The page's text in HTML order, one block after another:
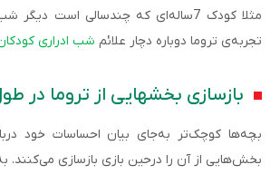
مثلا کودک 7ساله‌ای که چندسالی است دیگر
تجربه‌ی تروما دوباره دچار علائم شب ادراری
بازسازی بخش­هایی از تروما در
بچه‌ها کوچک‌تر به‌جای بیان احساسات خود
بخش‌هایی از آن را درحین بازی بازسازی می‌کنند.